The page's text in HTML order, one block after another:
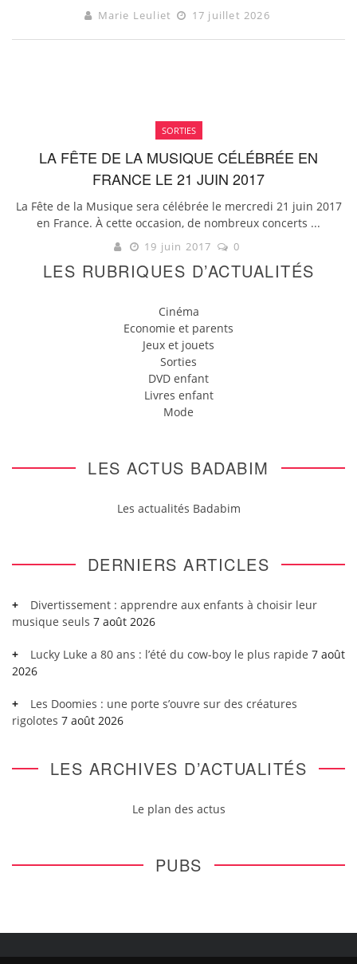
Marie Leuliet 17 juillet 2026
SORTIES
LA FÊTE DE LA MUSIQUE CÉLÉBRÉE EN
FRANCE LE 21 JUIN 2017
La Fête de la Musique sera célébrée le mercredi 21 juin 2017
en France. À cette occasion, de nombreux concerts ...
19 juin 2017 0
LES RUBRIQUES D’ACTUALITÉS
Cinéma
Economie et parents
Jeux et jouets
Sorties
DVD enfant
Livres enfant
Mode
LES ACTUS BADABIM
Les actualités Badabim
DERNIERS ARTICLES
Divertissement : apprendre aux enfants à choisir leur
musique seuls 7 août 2026
Lucky Luke a 80 ans : l’été du cow-boy le plus rapide 7 août
2026
Les Doomies : une porte s’ouvre sur des créatures
rigolotes 7 août 2026
LES ARCHIVES D’ACTUALITÉS
Le plan des actus
PUBS